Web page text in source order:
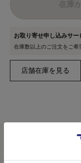
お取り寄せ申し込みサ
在庫数以上のご注文をご希
※新宿オカダヤ本店